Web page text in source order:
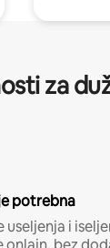
za
potrebna
i